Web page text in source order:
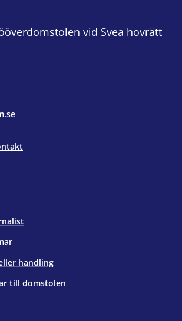
vid Svea hovrätt
handling
till domstolen